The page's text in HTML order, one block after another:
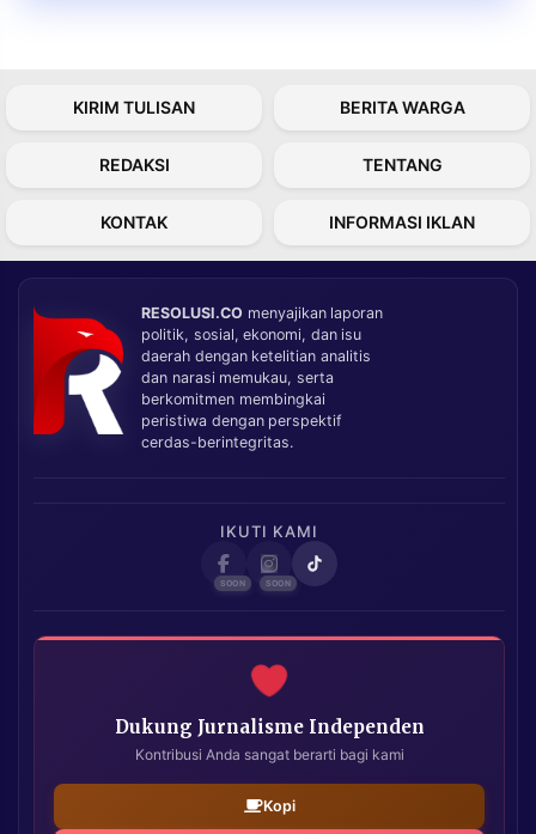
KIRIM TULISAN BERITA WARGA
REDAKSI TENTANG
KONTAK INFORMASI IKLAN
RESOLUSI.CO menyajikan laporan
politik, sosial, ekonomi, dan isu
daerah dengan ketelitian analitis
dan narasi memukau, serta
berkomitmen membingkai
peristiwa dengan perspektif
cerdas-berintegritas.
IKUTI KAMI
Dukung Jurnalisme Independen
Kontribusi Anda sangat berarti bagi kami
Kopi